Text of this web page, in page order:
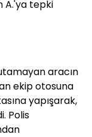
A.'ya tepki
aracın
ekip otosuna
yapışarak,
Polis